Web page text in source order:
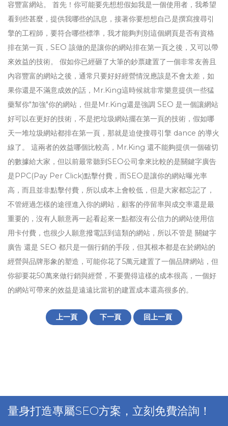
容豐富網站。 首先！你可能要先想想假如我是一個使用者，我希望
看到些甚麼，提供我哪些的訊息，接著你要想想自己是撰寫搜尋引
擎的工程師，要符合哪些標準，我才能夠判別這個網頁是否有資格
排在第一頁，SEO 該做的是讓你的網站排在第一頁之後，又可以帶
來效益的技術。 假如你已經砸了大筆的鈔票建置了一個非常友善且
內容豐富的網站之後，通常只要好好經營情況應該是不會太差，如
果你還是不滿意成效的話，Mr.King這時候就非常樂意提供一些猛
藥幫你"加強"你的網站，但是Mr.King還是強調 SEO 是一個讓網站
好可以在更好的技術，不是把垃圾網站擺在第一頁的技術，假如哪
天一堆垃圾網站都排在第一頁，那就是迫使搜尋引擎 dance 的導火
線了。 這兩者的效益哪個比較高，Mr.King 還不能夠提供一個確切
的數據給大家，但以前最常聽到SEO公司拿來比較的是關鍵字廣告
是PPC(Pay Per Click)點擊付費，而SEO是讓你的網站曝光率
高，而且並非點擊付費，所以成本上會較低，但是大家都忘記了，
不管經過怎樣的途徑進入你的網站，顧客的停留率與成交率還是最
重要的，沒有人願意再一起看起來一點都沒有公信力的網站使用信
用卡付費，也很少人願意撥電話到這類的網站，所以不管是 關鍵字
廣告 還是 SEO 都只是一個行銷的手段，但其根本都是在於網站的
經營與品牌形象的塑造，可能你花了5萬元建置了一個品牌網站，但
你卻要花50萬來做行銷與經營，不要覺得這樣的成本很高，一個好
的網站可帶來的效益是遠遠比當初的建置成本還高很多的。
上一頁 下一頁 回上一頁
量身打造專屬SEO方案，立刻免費洽詢！